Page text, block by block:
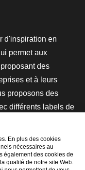
d'inspiration en
permet aux
des
et à leurs
proposons des
différents labels de
notre propre
e-Academy.
En plus des cookies
nécessaires au
également des cookies de
qualité de notre site Web.